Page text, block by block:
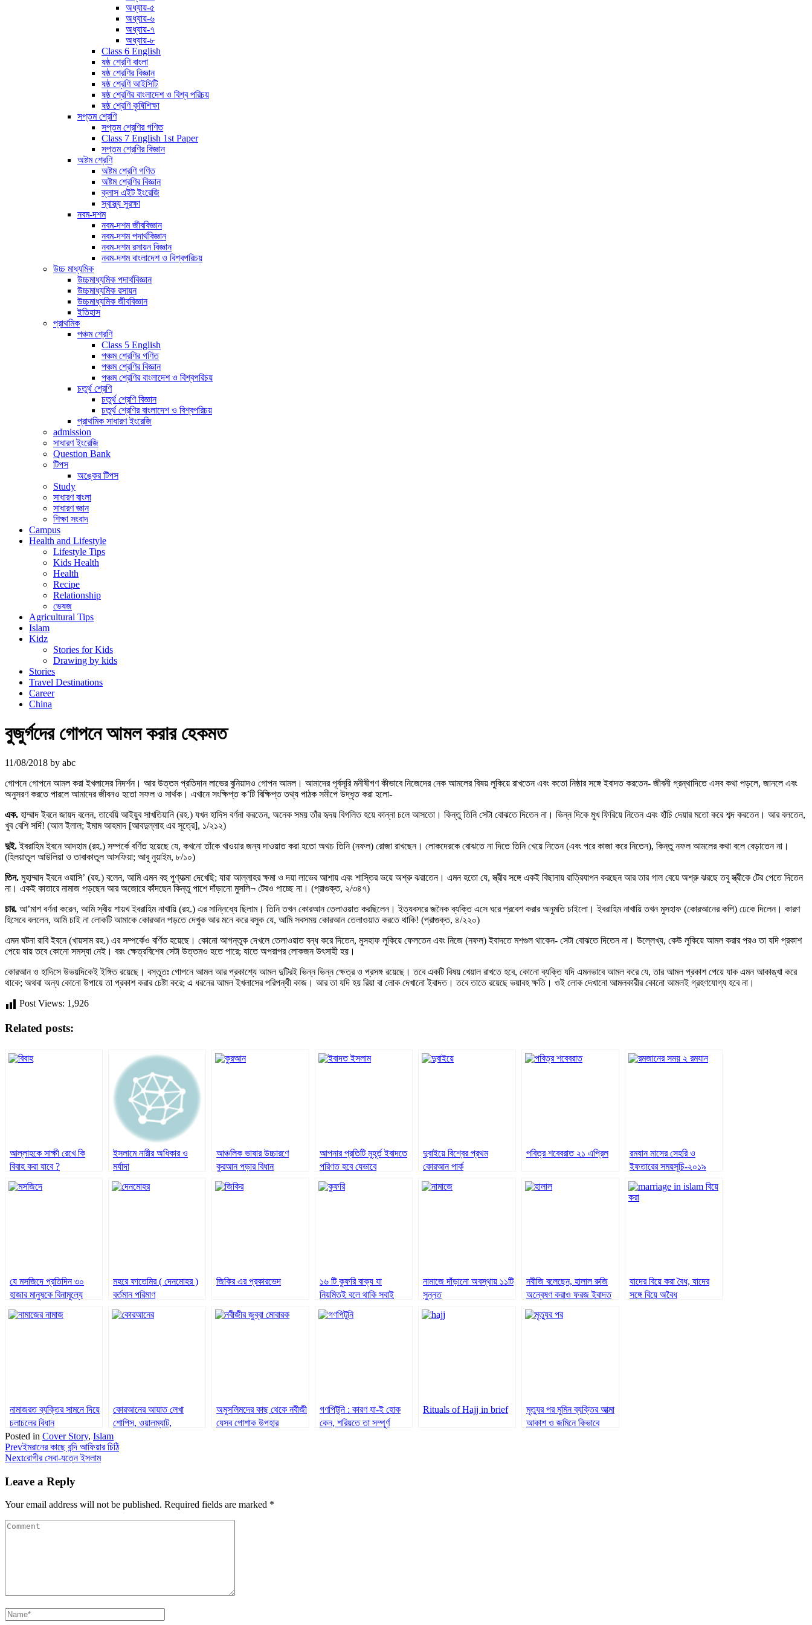
অধ্যায়-৫
অধ্যায়-৬
অধ্যায়-৭
অধ্যায়-৮
Class 6 English
ষষ্ঠ শ্রেণি বাংলা
ষষ্ঠ শ্রেণির বিজ্ঞান
ষষ্ঠ শ্রেণি আইসিটি
ষষ্ঠ শ্রেণির বাংলাদেশ ও বিশ্ব পরিচয়
ষষ্ঠ শ্রেণি কৃষিশিক্ষা
সপ্তম শ্রেণি
সপ্তম শ্রেণির গণিত
Class 7 English 1st Paper
সপ্তম শ্রেণির বিজ্ঞান
অষ্টম শ্রেণি
অষ্টম শ্রেণি গণিত
অষ্টম শ্রেণির বিজ্ঞান
ক্লাস এইট ইংরেজি
স্বাস্থ্য সুরক্ষা
নবম-দশম
নবম-দশম জীববিজ্ঞান
নবম-দশম পদার্থবিজ্ঞান
নবম-দশম রসায়ন বিজ্ঞান
নবম-দশম বাংলাদেশ ও বিশ্বপরিচয়
উচ্চ মাধ্যমিক
উচ্চমাধ্যমিক পদার্থবিজ্ঞান
উচ্চমাধ্যমিক রসায়ন
উচ্চমাধ্যমিক জীববিজ্ঞান
ইতিহাস
প্রাথমিক
পঞ্চম শ্রেণি
Class 5 English
পঞ্চম শ্রেণির গণিত
পঞ্চম শ্রেণির বিজ্ঞান
পঞ্চম শ্রেণির বাংলাদেশ ও বিশ্বপরিচয়
চতুর্থ শ্রেণি
চতুর্থ শ্রেণি বিজ্ঞান
চতুর্থ শ্রেণির বাংলাদেশ ও বিশ্বপরিচয়
প্রাথমিক সাধারণ ইংরেজি
admission
সাধারণ ইংরেজি
Question Bank
টিপস
অঙ্কের টিপস
Study
সাধারণ বাংলা
সাধারণ জ্ঞান
শিক্ষা সংবাদ
Campus
Health and Lifestyle
Lifestyle Tips
Kids Health
Health
Recipe
Relationship
ভেষজ
Agricultural Tips
Islam
Kidz
Stories for Kids
Drawing by kids
Stories
Travel Destinations
Career
China
বুজুর্গদের গোপনে আমল করার হেকমত
11/08/2018 by abc
গোপনে গোপনে আমল করা ইখলাসের নিদর্শন। আর উত্তম প্রতিদান লাভের বুনিয়াদও গোপন আমল। আমাদের পূর্বসূরি মনীষীগণ কীভাবে নিজেদের নেক আমলের বিষয় লুকিয়ে রাখতেন এবং কতো নিষ্ঠার সঙ্গে ইবাদত করতেন- জীবনী গ্রন্থাদিতে এসব কথা পড়লে, জানলে এবং
অনুসরণ করতে পারলে আমাদের জীবনও হতো সফল ও সার্থক। এখানে সংক্ষিপ্ত ক’টি বিক্ষিপ্ত তথ্য পাঠক সমীপে উদ্ধৃত করা হলো-
এক. হাম্মাদ ইবনে জায়দ বলেন, তাবেয়ি আইয়ুব সাখতিয়ানি (রহ.) যখন হাদিস বর্ণনা করতেন, অনেক সময় তাঁর হৃদয় বিগলিত হয়ে কান্না চলে আসতো। কিন্তু তিনি সেটা বোঝতে দিতেন না। ভিন্ন দিকে মুখ ফিরিয়ে নিতেন এবং হাঁচি দেয়ার মতো করে শব্দ করতেন। আর বলতেন,
খুব বেশি সর্দি! (আল ইলাল; ইমাম আহমাদ [আবদুল্লাহ এর সূত্রে], ১/২১২)
দুই. ইবরাহিম ইবনে আদহাম (রহ.) সম্পর্কে বর্ণিত হয়েছে যে, কখনো তাঁকে খাওয়ার জন্য দাওয়াত করা হতো অথচ তিনি (নফল) রোজা রাখছেন। লোকদেরকে বোঝতে না দিতে তিনি খেয়ে নিতেন (এবং পরে কাজা করে নিতেন), কিন্তু নফল আমলের কথা বলে বেড়াতেন না।
(হিলয়াতুল আউলিয়া ও তাবাকাতুল আসফিয়া; আবু নুয়াইম, ৮/১০)
তিন. মুহাম্মাদ ইবনে ওয়াসি’ (রহ.) বলেন, আমি এমন বহু পুণ্যাত্মা দেখেছি; যারা আল্লাহর ক্ষমা ও দয়া লাভের আশায় এবং শাস্তির ভয়ে অশ্রু ঝরাতেন। এমন হতো যে, স্ত্রীর সঙ্গে একই বিছানায় রাত্রিযাপন করছেন আর তার গাল বেয়ে অশ্রু ঝরছে তবু স্ত্রীকে টের পেতে দিতেন
না। একই কাতারে নামাজ পড়ছেন আর অজোরে কাঁদছেন কিন্তু পাশে দাঁড়ানো মুসলি¬ টেরও পাচ্ছে না। (প্রাগুক্ত, ২/৩৪৭)
চার. আ’মাশ বর্ণনা করেন, আমি স্বীয় শায়খ ইবরাহিম নাখায়ি (রহ.) এর সান্নিধ্যে ছিলাম। তিনি তখন কোরআন তেলাওয়াত করছিলেন। ইত্যবসরে জনৈক ব্যক্তি এসে ঘরে প্রবেশ করার অনুমতি চাইলো। ইবরাহিম নাখায়ি তখন মুসহাফ (কোরআনের কপি) ঢেকে দিলেন। কারণ
হিসেবে বললেন, আমি চাই না লোকটি আমাকে কোরআন পড়তে দেখুক আর মনে করে বসুক যে, আমি সবসময় কোরআন তেলাওয়াত করতে থাকি! (প্রাগুক্ত, ৪/২২০)
এমন ঘটনা রাবি ইবনে (খায়সাম রহ.) এর সম্পর্কেও বর্ণিত হয়েছে। কোনো আগন্তুক দেখলে তেলাওয়াত বন্ধ করে দিতেন, মুসহাফ লুকিয়ে ফেলতেন এবং নিজে (নফল) ইবাদতে মশগুল থাকেন- সেটা বোঝতে দিতেন না। উল্লেখ্য, কেউ লুকিয়ে আমল করার পরও তা যদি প্রকাশ
পেয়ে যায় তবে কোনো সমস্যা নেই। বরং ক্ষেত্রবিশেষ সেটা উত্তমও হতে পারে; যাতে অপরাপর লোকজন উৎসাহী হয়।
কোরআন ও হাদিসে উভয়দিকেই ইঙ্গিত রয়েছে। বস্তুতঃ গোপনে আমল আর প্রকাশ্যে আমল দুটিরই ভিন্ন ভিন্ন ক্ষেত্র ও প্রসঙ্গ রয়েছে। তবে একটি বিষয় খেয়াল রাখতে হবে, কোনো ব্যক্তি যদি এমনভাবে আমল করে যে, তার আমল প্রকাশ পেয়ে যাক এমন আকাঙ্খা করে
থাকে; অথবা অন্য কোনো উপায়ে তা প্রকাশ করার চেষ্টা করে; এ ধরনের আমল ইখলাসের পরিপন্থী কাজ। আর তা যদি হয় রিয়া বা লোক দেখানো ইবাদত। তবে তাতে রয়েছে ভয়াবহ ক্ষতি। ওই লোক দেখানো আমলকারীর কোনো আমলই গ্রহণযোগ্য হবে না।
Post Views: 1,926
Related posts:
আল্লাহকে সাক্ষী রেখে কি
বিবাহ করা যাবে ?
ইসলামে নারীর অধিকার ও
মর্যাদা
আঞ্চলিক ভাষার উচ্চারণে
কুরআন পড়ার বিধান
আপনার প্রতিটি মুহূর্ত ইবাদতে
পরিণত হবে যেভাবে
দুবাইয়ে বিশ্বের প্রথম
কোরআন পার্ক
পবিত্র শবেবরাত ২১ এপ্রিল
রমযান মাসের সেহরি ও
ইফতারের সময়সূচি-২০১৯
যে মসজিদে প্রতিদিন ৩০
হাজার মানুষকে বিনামূল্যে
ইফতার করানো হয়
(ভিডিওসহ)
মহরে ফাতেমির ( দেনমোহর )
বর্তমান পরিমাণ
জিকির এর প্রকারভেদ
১৬ টি কুফরি বাক্য যা
নিয়মিতই বলে থাকি সবাই
নামাজে দাঁড়ানো অবস্থায় ১১টি
সুন্নত
নবীজি বলেছেন, হালাল রুজি
অন্বেষণ করাও ফরজ ইবাদত
যাদের বিয়ে করা বৈধ, যাদের
সঙ্গে বিয়ে অবৈধ
নামাজরত ব্যক্তির সামনে দিয়ে
চলাচলের বিধান
কোরআনের আয়াত লেখা
শোপিস, ওয়ালম্যাট,
ক্যালেন্ডার ব্যবহার করা কি
বৈধ?
অমুসলিমদের কাছ থেকে নবীজী
যেসব পোশাক উপহার
গণপিটুনি : কারণ যা-ই হোক
কেন, শরিয়তে তা সম্পূর্ণ
Rituals of Hajj in brief
মৃত্যুর পর মুমিন ব্যক্তির আত্মা
আকাশ ও জমিনে কিভাবে
Posted in Cover Story, Islam
Prevইমরানের কাছে বন্দি আফিয়ার চিঠি
Nextরোগীর সেবা-যত্নে ইসলাম
Leave a Reply
Your email address will not be published. Required fields are marked *